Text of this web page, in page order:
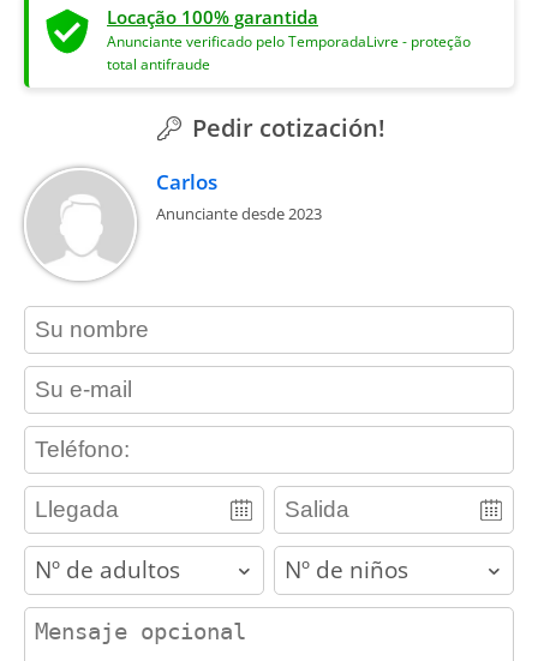
Locação 100% garantida
Anunciante verificado pelo TemporadaLivre - proteção
total antifraude
Pedir cotización!
Carlos
Anunciante desde 2023
contact_name
contact_email
contact_phone
adults children
contact_message